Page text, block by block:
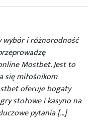
i różnorodność
Mostbet. Jest to
się miłośnikom
oferuje bogaty
stołowe i kasyno na
pytania […]